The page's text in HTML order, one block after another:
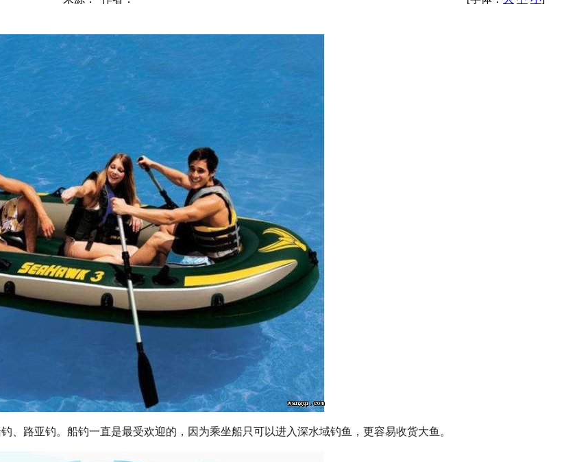
路亚钓。船钓一直是最受欢迎的，因为乘坐船只可以进入深水域钓鱼，更容易收货大鱼。